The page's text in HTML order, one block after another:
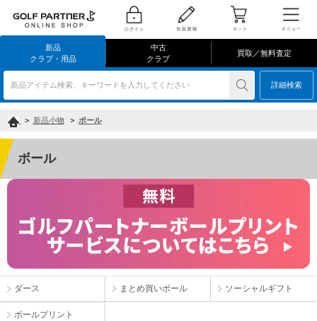
新品
クラブ・用品
中古
クラブ
買取／無料査定
新品アイテム検索、キーワードを入力してください 詳細検索
> 新品小物 > ボール
ボール
ダース まとめ買いボール ソーシャルギフト
ボールプリント